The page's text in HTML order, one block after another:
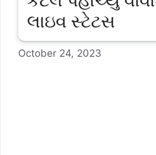
લાઇવ સ્ટેટસ
October 24, 2023